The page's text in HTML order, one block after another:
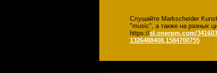
Слушайте Markscheider
"music", а также на разных
https://sl.onerpm.com/
1326488408.1584700755